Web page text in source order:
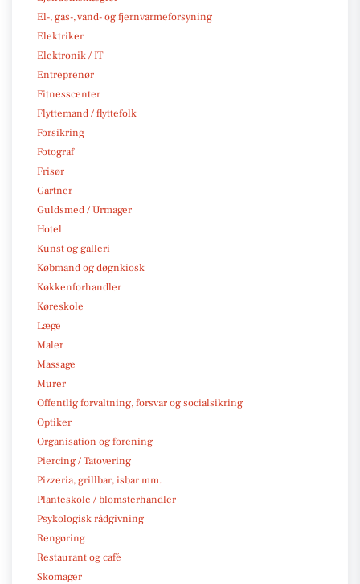
El-, gas-, vand- og fjernvarmeforsyning
Elektriker
Elektronik / IT
Entreprenør
Fitnesscenter
Flyttemand / flyttefolk
Forsikring
Fotograf
Frisør
Gartner
Guldsmed / Urmager
Hotel
Kunst og galleri
Købmand og døgnkiosk
Køkkenforhandler
Køreskole
Læge
Maler
Massage
Murer
Offentlig forvaltning, forsvar og socialsikring
Optiker
Organisation og forening
Piercing / Tatovering
Pizzeria, grillbar, isbar mm.
Planteskole / blomsterhandler
Psykologisk rådgivning
Rengøring
Restaurant og café
Skomager